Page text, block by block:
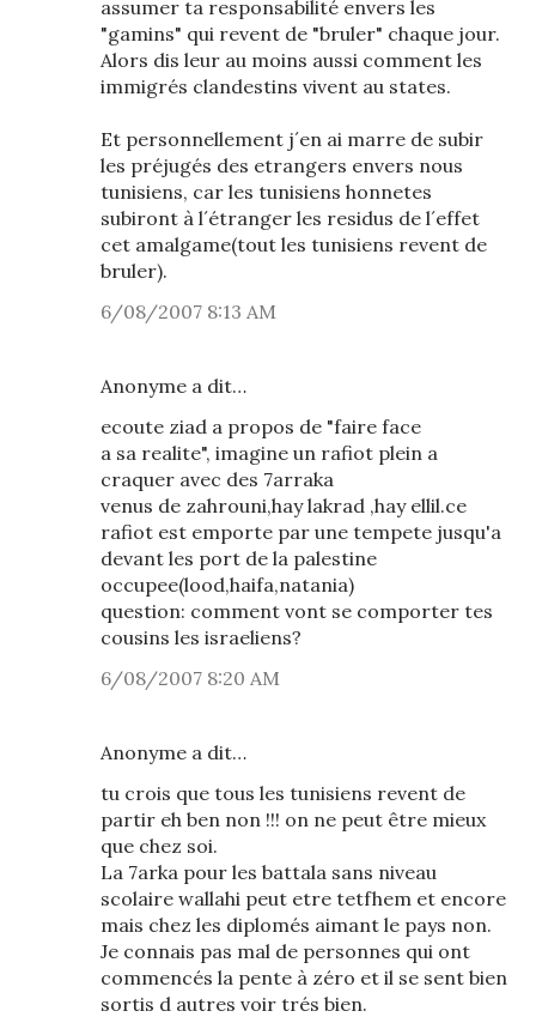
assumer ta responsabilité envers les
"gamins" qui revent de "bruler" chaque jour.
Alors dis leur au moins aussi comment les
immigrés clandestins vivent au states.
Et personnellement j´en ai marre de subir
les préjugés des etrangers envers nous
tunisiens, car les tunisiens honnetes
subiront à l´étranger les residus de l´effet
cet amalgame(tout les tunisiens revent de
bruler).
6/08/2007 8:13 AM
Anonyme a dit…
ecoute ziad a propos de "faire face
a sa realite", imagine un rafiot plein a
craquer avec des 7arraka
venus de zahrouni,hay lakrad ,hay ellil.ce
rafiot est emporte par une tempete jusqu'a
devant les port de la palestine
occupee(lood,haifa,natania)
question: comment vont se comporter tes
cousins les israeliens?
6/08/2007 8:20 AM
Anonyme a dit…
tu crois que tous les tunisiens revent de
partir eh ben non !!! on ne peut être mieux
que chez soi.
La 7arka pour les battala sans niveau
scolaire wallahi peut etre tetfhem et encore
mais chez les diplomés aimant le pays non.
Je connais pas mal de personnes qui ont
commencés la pente à zéro et il se sent bien
sortis d autres voir trés bien.